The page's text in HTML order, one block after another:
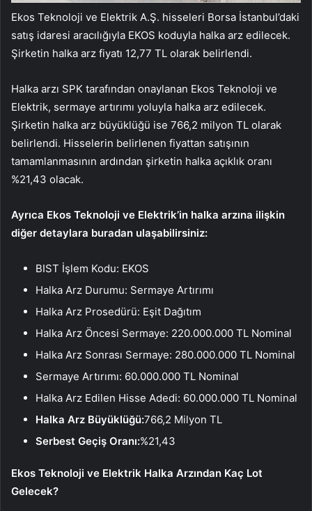
Ekos Teknoloji ve Elektrik A.Ş. hisseleri Borsa İstanbul’daki
satış idaresi aracılığıyla EKOS koduyla halka arz edilecek.
Şirketin halka arz fiyatı 12,77 TL olarak belirlendi.
Halka arzı SPK tarafından onaylanan Ekos Teknoloji ve
Elektrik, sermaye artırımı yoluyla halka arz edilecek.
Şirketin halka arz büyüklüğü ise 766,2 milyon TL olarak
belirlendi. Hisselerin belirlenen fiyattan satışının
tamamlanmasının ardından şirketin halka açıklık oranı
%21,43 olacak.
Ayrıca Ekos Teknoloji ve Elektrik’in halka arzına ilişkin
diğer detaylara buradan ulaşabilirsiniz:
BIST İşlem Kodu: EKOS
Halka Arz Durumu: Sermaye Artırımı
Halka Arz Prosedürü: Eşit Dağıtım
Halka Arz Öncesi Sermaye: 220.000.000 TL Nominal
Halka Arz Sonrası Sermaye: 280.000.000 TL Nominal
Sermaye Artırımı: 60.000.000 TL Nominal
Halka Arz Edilen Hisse Adedi: 60.000.000 TL Nominal
Halka Arz Büyüklüğü:766,2 Milyon TL
Serbest Geçiş Oranı:%21,43
Ekos Teknoloji ve Elektrik Halka Arzından Kaç Lot
Gelecek?